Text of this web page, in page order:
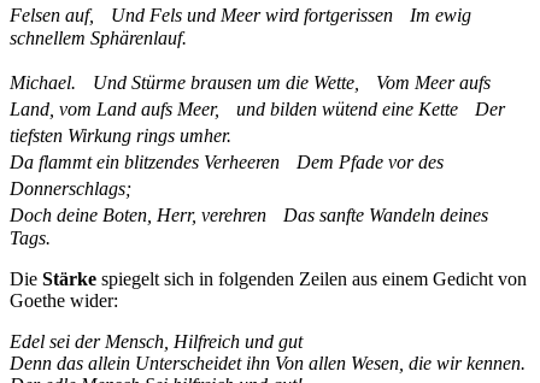
Felsen auf, Und Fels und Meer wird fortgerissen Im ewig
schnellem Sphärenlauf.
Michael. Und Stürme brausen um die Wette, Vom Meer aufs
Land, vom Land aufs Meer, und bilden wütend eine Kette Der
tiefsten Wirkung rings umher.
Da flammt ein blitzendes Verheeren Dem Pfade vor des
Donnerschlags;
Doch deine Boten, Herr, verehren Das sanfte Wandeln deines
Tags.
Die Stärke spiegelt sich in folgenden Zeilen aus einem Gedicht von
Goethe wider:
Edel sei der Mensch, Hilfreich und gut
Denn das allein Unterscheidet ihn Von allen Wesen, die wir kennen.